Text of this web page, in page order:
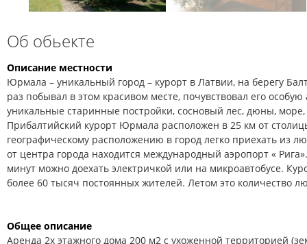
Об обьекте
Описание местности
Юрмала – уникальный город – курорт в Латвии, на берегу
раз побывал в этом красивом месте, почувствовал его
уникальные старинные постройки, сосновый лес, дюны,
Прибалтийский курорт Юрмала расположен в 25 км от
географическому расположению в город легко приехать из
от центра города находится международный аэропорт «
минут можно доехать электричкой или на микроавтобусе.
более 60 тысяч постоянных жителей. Летом это количество
Общее описание
Аренда 2х этажного дома 200 м2 с ухоженной территорией